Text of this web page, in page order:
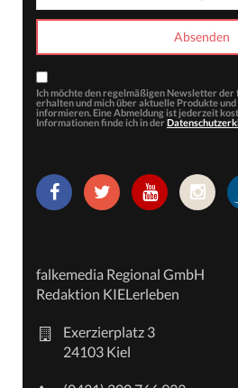
Ich möchte den regelmäßigen Newsletter der
erhalten und mich über aktuelle Produkte
informieren. Eine Abmeldung ist jederzeit
Informationen finde ich in der
falkemedia Regional GmbH
Redaktion KIELerleben
Exerzierplatz 3
24103 Kiel